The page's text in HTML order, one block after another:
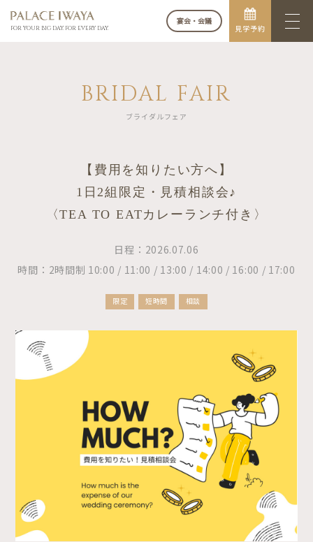
FOR YOUR BIG DAY. FOR EVERY DAY.
宴会・会議
見学予約
BRIDAL FAIR
ブライダルフェア
【費用を知りたい方へ】
1日2組限定・見積相談会♪
〈TEA TO EATカレーランチ付き〉
日程：2026.07.06
時間：2時間制 10:00 / 11:00 / 13:00 / 14:00 / 16:00 / 17:00
限定 短時間 相談